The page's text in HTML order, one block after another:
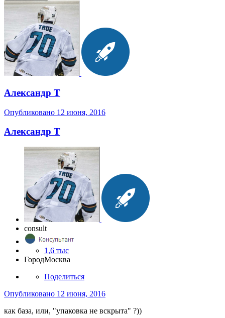
Александр Т
Опубликовано 12 июня, 2016
Александр Т
consult
1,6 тыс
ГородМосква
Поделиться
Опубликовано 12 июня, 2016
как база, или, "упаковка не вскрыта" ?))